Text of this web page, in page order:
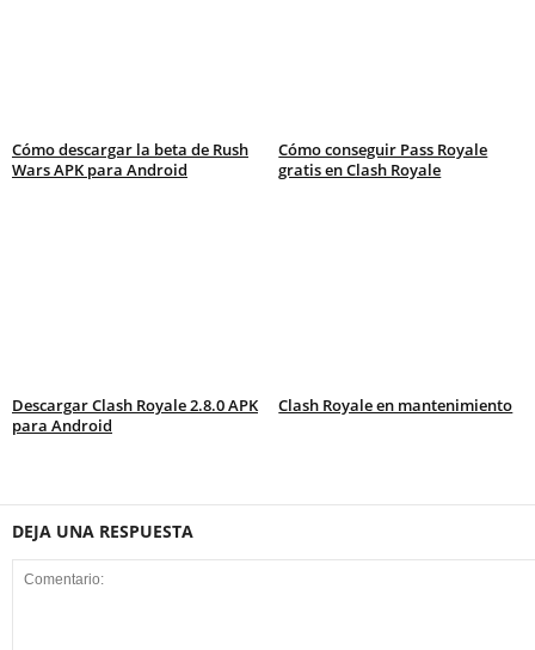
Cómo descargar la beta de Rush
Wars APK para Android
Cómo conseguir Pass Royale
gratis en Clash Royale
Descargar Clash Royale 2.8.0 APK
para Android
Clash Royale en mantenimiento
DEJA UNA RESPUESTA